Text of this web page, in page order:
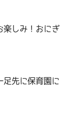
楽しみ！おにぎ
足先に保育園に